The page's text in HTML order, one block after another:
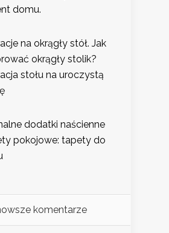
domu.
na okrągły stół. Jak
okrągły stolik?
stołu na uroczystą
dodatki naścienne
pokojowe: tapety do
komentarze